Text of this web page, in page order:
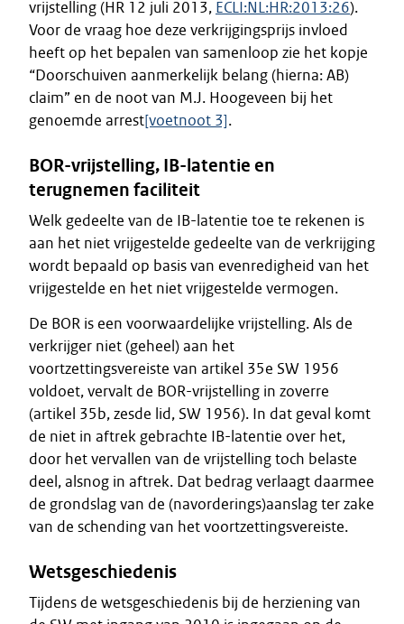
vrijstelling (HR 12 juli 2013, ECLI:NL:HR:2013:26).
Voor de vraag hoe deze verkrijgingsprijs invloed
heeft op het bepalen van samenloop zie het kopje
“Doorschuiven aanmerkelijk belang (hierna: AB)
claim” en de noot van M.J. Hoogeveen bij het
genoemde arrest[voetnoot 3].
BOR-vrijstelling, IB-latentie en
terugnemen faciliteit
Welk gedeelte van de IB-latentie toe te rekenen is
aan het niet vrijgestelde gedeelte van de verkrijging
wordt bepaald op basis van evenredigheid van het
vrijgestelde en het niet vrijgestelde vermogen.
De BOR is een voorwaardelijke vrijstelling. Als de
verkrijger niet (geheel) aan het
voortzettingsvereiste van artikel 35e SW 1956
voldoet, vervalt de BOR-vrijstelling in zoverre
(artikel 35b, zesde lid, SW 1956). In dat geval komt
de niet in aftrek gebrachte IB-latentie over het,
door het vervallen van de vrijstelling toch belaste
deel, alsnog in aftrek. Dat bedrag verlaagt daarmee
de grondslag van de (navorderings)aanslag ter zake
van de schending van het voortzettingsvereiste.
Wetsgeschiedenis
Tijdens de wetsgeschiedenis bij de herziening van